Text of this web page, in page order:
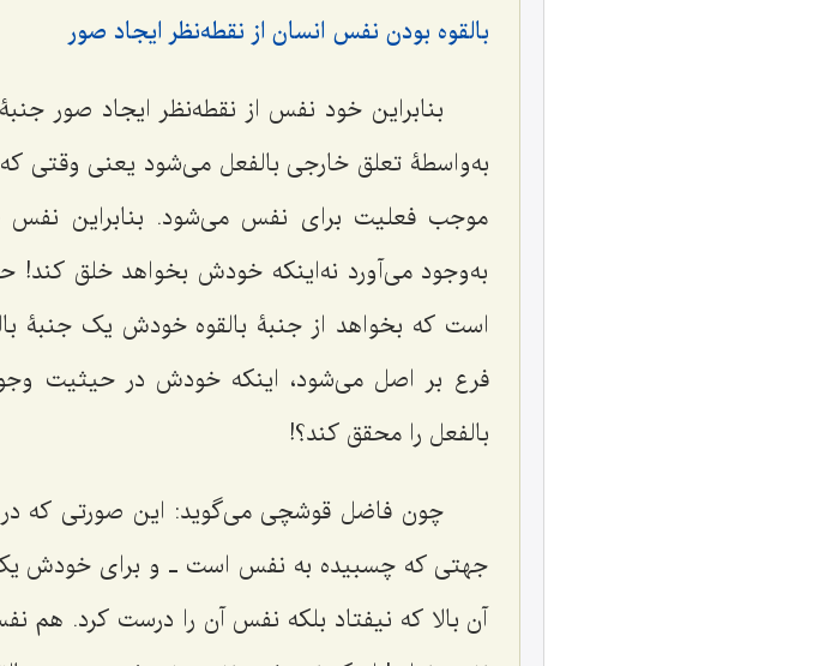
بالقوه بودن نفس انسان از نقطه‌نظر ایجاد صور
بنابراین خود نفس از نقطه‌نظر ایجاد صور جنبۀ
به‌واسطۀ تعلق خارجى بالفعل مى‌شود یعنى
موجب فعلیت براى نفس مى‌شود. بنابراین
به‌وجود مى‌آورد نه‌اینکه خودش بخواهد خلق کند!
است که بخواهد از جنبۀ بالقوه خودش یک جنبۀ
فرع بر اصل مى‌شود، اینکه خودش در حیثیت
بالفعل را محقق کند؟!
چون فاضل قوشچى مى‌گوید: این صورتى که
جهتى که چسبیده به نفس است ـ و براى خودش
آن بالا که نیفتاد بلکه نفس آن را درست کرد.